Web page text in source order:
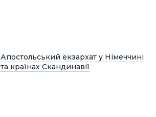
Апостольський екзархат у Німеччині
та країнах Скандинавії